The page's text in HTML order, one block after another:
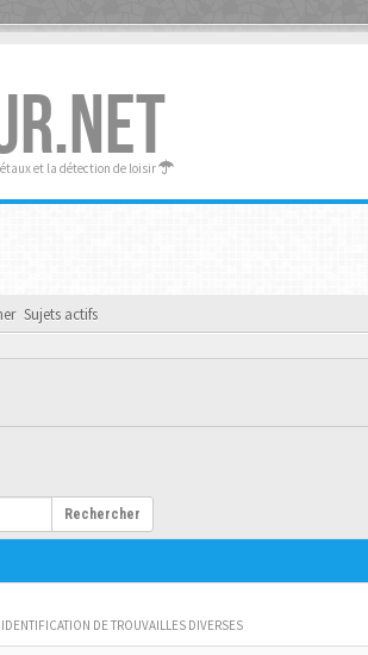
et la détection de loisir
Sujets actifs
Rechercher
IDENTIFICATION DE TROUVAILLES DIVERSES